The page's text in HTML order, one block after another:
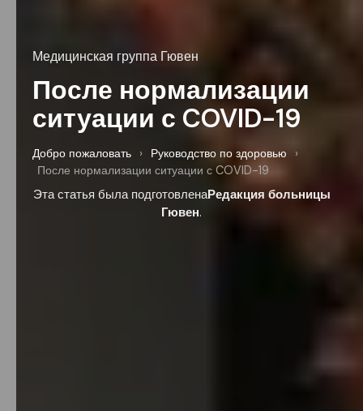
Медицинская группа Гювен
После нормализации
ситуации с COVID-19
Добро пожаловать › Руководство по здоровью
›
После нормализации ситуации с COVID-19
Эта статья была подготовленаРедакция больницы
Гювен.